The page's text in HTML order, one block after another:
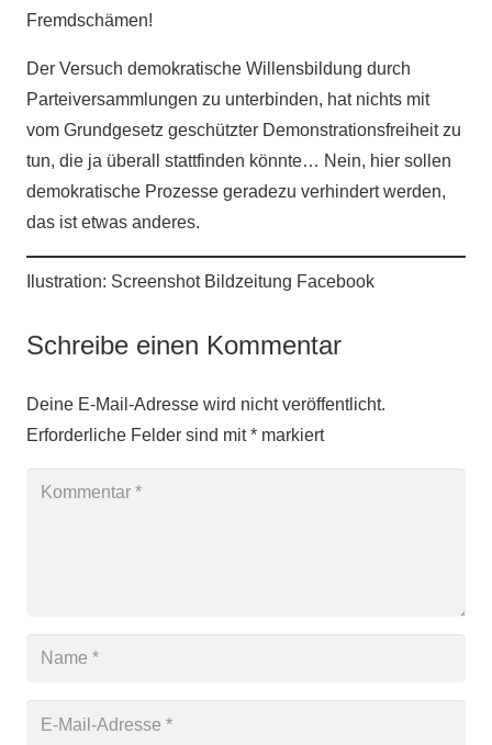
Fremdschämen!
Der Versuch demokratische Willensbildung durch
Parteiversammlungen zu unterbinden, hat nichts mit
vom Grundgesetz geschützter Demonstrationsfreiheit zu
tun, die ja überall stattfinden könnte… Nein, hier sollen
demokratische Prozesse geradezu verhindert werden,
das ist etwas anderes.
Ilustration: Screenshot Bildzeitung Facebook
Schreibe einen Kommentar
Deine E-Mail-Adresse wird nicht veröffentlicht.
Erforderliche Felder sind mit* markiert